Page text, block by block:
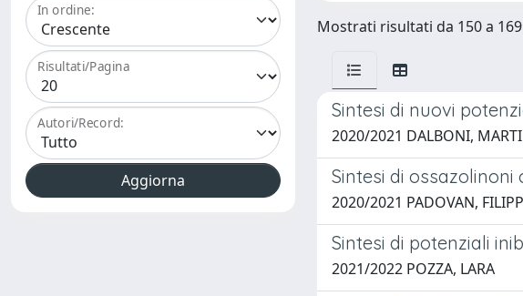
In ordine:
Risultati/Pagina
Autori/Record:
Mostrati risultati da 150 a
Sintesi di nuovi
2020/2021 DALBONI,
Sintesi di
2020/2021 PADOVAN,
Sintesi di potenziali
2021/2022 POZZA, LARA